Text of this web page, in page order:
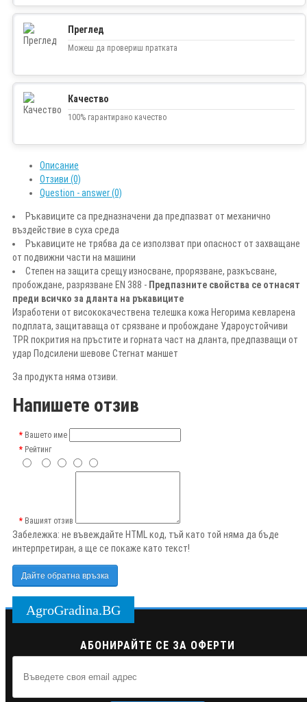
Преглед
Можеш да провериш пратката
Качество
100% гарантирано качество
Описание
Отзиви (0)
Question - answer (0)
Ръкавиците са предназначени да предпазват от механично
въздействие в суха среда
Ръкавиците не трябва да се използват при опасност от захващане
от подвижни части на машини
Степен на защита срещу износване, прорязване, разкъсване,
пробождане, разрязване EN 388 - Предпазните свойства се отнасят
преди всичко за дланта на ръкавиците
Изработени от висококачествена телешка кожа Негорима кевларена
подплата, защитаваща от срязване и пробождане Удароустойчиви
TPR покрития на пръстите и горната част на дланта, предпазващи от
удар Подсилени шевове Стегнат маншет
За продукта няма отзиви.
Напишете отзив
Вашето име
Рейтинг
Вашият отзив
Забележка: не въвеждайте HTML код, тъй като той няма да бъде
интерпретиран, а ще се покаже като текст!
Дайте обратна връзка
AgroGradina.BG
АБОНИРАЙТЕ СЕ ЗА ОФЕРТИ